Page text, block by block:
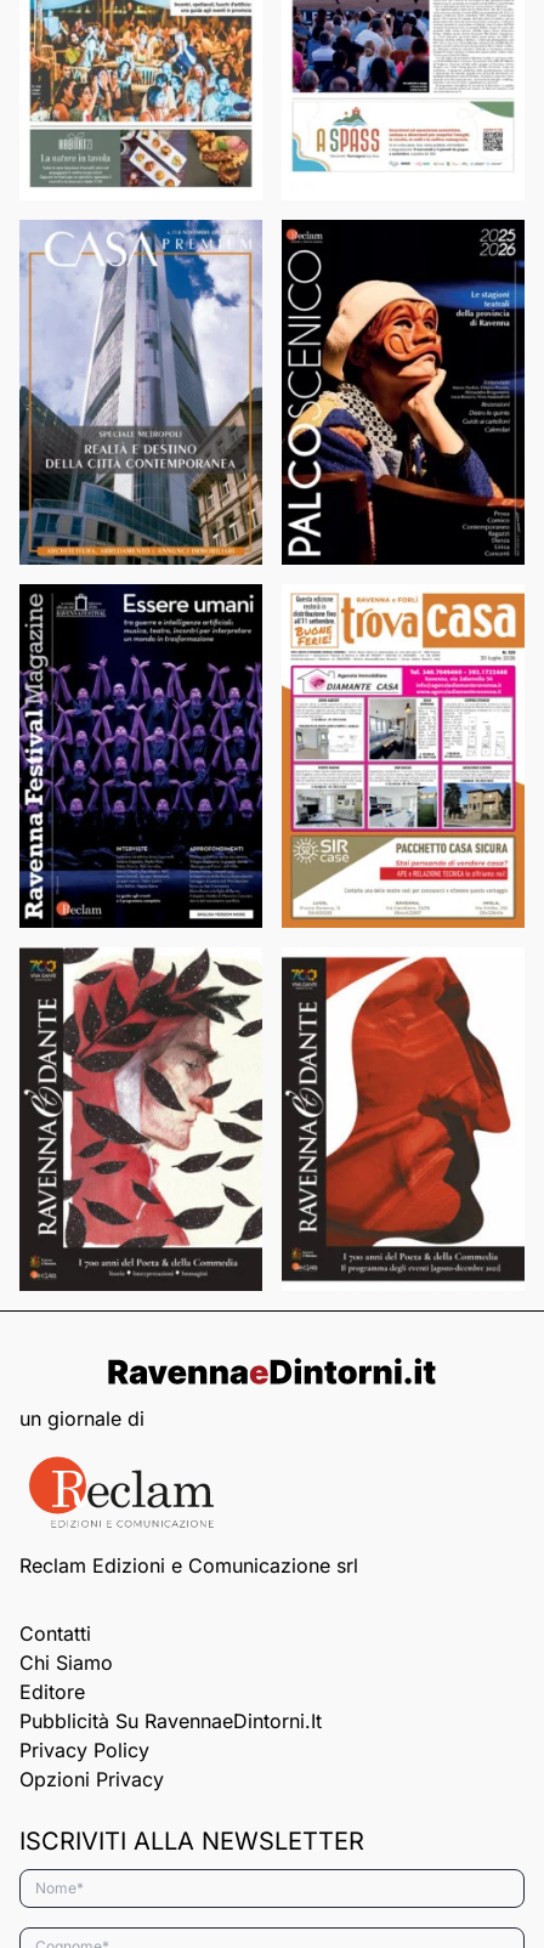
un giornale di
Reclam Edizioni e Comunicazione srl
Contatti
Chi Siamo
Editore
Pubblicità Su RavennaeDintorni.it
Privacy Policy
Opzioni Privacy
ISCRIVITI ALLA NEWSLETTER
Nome*
Cognome*